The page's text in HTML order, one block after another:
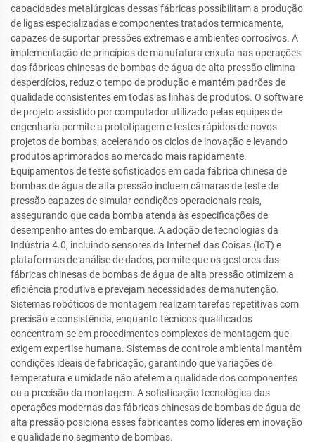
capacidades metalúrgicas dessas fábricas possibilitam a produção
de ligas especializadas e componentes tratados termicamente,
capazes de suportar pressões extremas e ambientes corrosivos. A
implementação de princípios de manufatura enxuta nas operações
das fábricas chinesas de bombas de água de alta pressão elimina
desperdícios, reduz o tempo de produção e mantém padrões de
qualidade consistentes em todas as linhas de produtos. O software
de projeto assistido por computador utilizado pelas equipes de
engenharia permite a prototipagem e testes rápidos de novos
projetos de bombas, acelerando os ciclos de inovação e levando
produtos aprimorados ao mercado mais rapidamente.
Equipamentos de teste sofisticados em cada fábrica chinesa de
bombas de água de alta pressão incluem câmaras de teste de
pressão capazes de simular condições operacionais reais,
assegurando que cada bomba atenda às especificações de
desempenho antes do embarque. A adoção de tecnologias da
Indústria 4.0, incluindo sensores da Internet das Coisas (IoT) e
plataformas de análise de dados, permite que os gestores das
fábricas chinesas de bombas de água de alta pressão otimizem a
eficiência produtiva e prevejam necessidades de manutenção.
Sistemas robóticos de montagem realizam tarefas repetitivas com
precisão e consistência, enquanto técnicos qualificados
concentram-se em procedimentos complexos de montagem que
exigem expertise humana. Sistemas de controle ambiental mantêm
condições ideais de fabricação, garantindo que variações de
temperatura e umidade não afetem a qualidade dos componentes
ou a precisão da montagem. A sofisticação tecnológica das
operações modernas das fábricas chinesas de bombas de água de
alta pressão posiciona esses fabricantes como líderes em inovação
e qualidade no segmento de bombas.